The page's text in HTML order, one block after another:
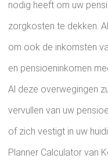
nodig heeft om uw
zorgkosten te dekken.
om ook de inkomsten
en pensioeninkomen
Al deze overwegingen
vervullen van uw
of zich vestigt in uw
Planner Calculator van